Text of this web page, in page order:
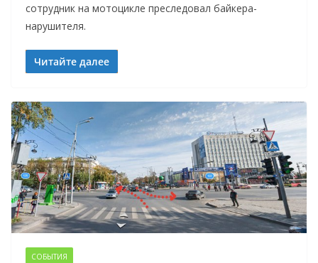
сотрудник на мотоцикле преследовал байкера-
нарушителя.
Читайте далее
СОБЫТИЯ